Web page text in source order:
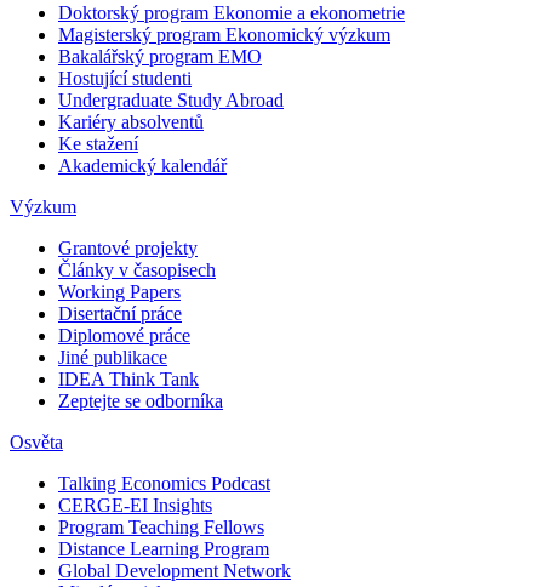
Doktorský program Ekonomie a ekonometrie
Magisterský program Ekonomický výzkum
Bakalářský program EMO
Hostující studenti
Undergraduate Study Abroad
Kariéry absolventů
Ke stažení
Akademický kalendář
Výzkum
Grantové projekty
Články v časopisech
Working Papers
Disertační práce
Diplomové práce
Jiné publikace
IDEA Think Tank
Zeptejte se odborníka
Osvěta
Talking Economics Podcast
CERGE-EI Insights
Program Teaching Fellows
Distance Learning Program
Global Development Network